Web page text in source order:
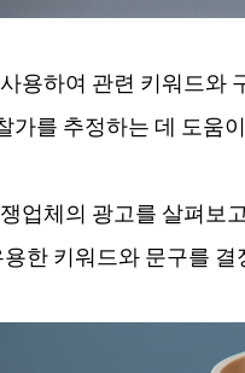
용하여 관련 키워드와
가를 추정하는 데 도움
업체의 광고를 살펴보
한 키워드와 문구를